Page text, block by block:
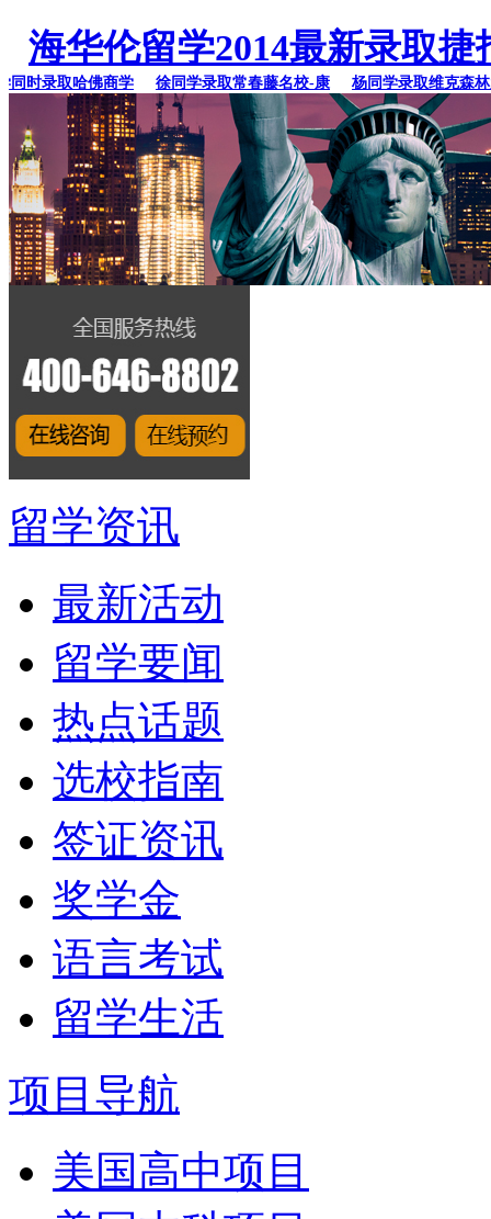
海华伦留学2014最新录取捷
录取哈佛商学 徐同学录取常春藤名校-康 杨同学录取维克森林大学
留学资讯
最新活动
留学要闻
热点话题
选校指南
签证资讯
奖学金
语言考试
留学生活
项目导航
美国高中项目